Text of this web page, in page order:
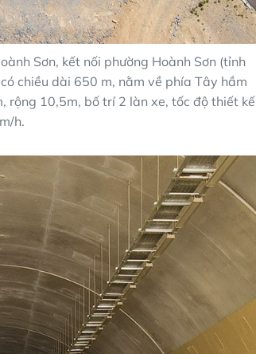
Sơn, kết nối phường Hoành Sơn (tỉnh
chiều dài 650 m, nằm về phía Tây hầm
rộng 10,5m, bố trí 2 làn xe, tốc độ thiết kế
h.